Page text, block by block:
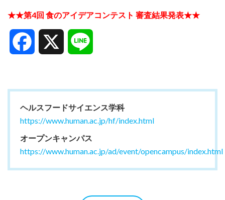
★★第4回 食のアイデアコンテスト 審査結果発表★★
Facebook
ヘルスフードサイエンス学科
https://www.human.ac.jp/hf/index.html
オープンキャンパス
https://www.human.ac.jp/ad/event/opencampus/index.html